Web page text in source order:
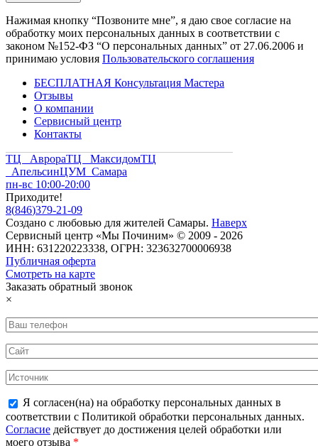
Нажимая кнопку “Позвоните мне”, я даю свое согласие на
обработку моих персональных данных в соответствии с
законом №152-ФЗ “О персональных данных” от 27.06.2006 и
принимаю условия Пользовательского соглашения
БЕСПЛАТНАЯ Консультация Мастера
Отзывы
О компании
Сервисный центр
Контакты
ТЦ АврораТЦ МаксидомТЦ
АпельсинЦУМ Самара
пн-вс 10:00-20:00
Приходите!
8(846)379-21-09
Создано с любовью для жителей Самары. Наверх
Сервисный центр «Мы Починим» © 2009 - 2026
ИНН: 631220223338, ОГРН: 323632700006938
Публичная оферта
Смотреть на карте
Заказать обратный звонок
×
Я согласен(на) на обработку персональных данных в
соответствии с Политикой обработки персональных данных.
Согласие действует до достижения целей обработки или
моего отзыва *